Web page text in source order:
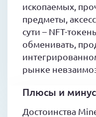
ископаемых,
предметы,
сути – NFT-
обменивать,
рынке
Плюсы и
Достоинства